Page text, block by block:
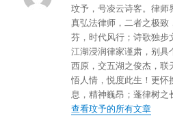
玟予，号凌云诗客。律
真弘法律师，二者之极致
芬，时代风行；诗歌独
江湖浸润律家谨肃，别
西原，交五湖之俊杰，
悟人情，悦度此生！更怀
息，精神巍昂；蓬律树之
查看玟予的所有文章